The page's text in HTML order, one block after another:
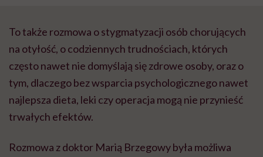
To także rozmowa o stygmatyzacji osób chorujących
na otyłość, o codziennych trudnościach, których
często nawet nie domyślają się zdrowe osoby, oraz o
tym, dlaczego bez wsparcia psychologicznego nawet
najlepsza dieta, leki czy operacja mogą nie przynieść
trwałych efektów.
Rozmowa z doktor Marią Brzegowy była możliwa